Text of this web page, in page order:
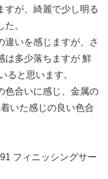
すが、綺麗で少し明る
。
違いを感じますが、さ
は多少落ちますが 鮮
ると思います。
色合いに感じ、金属の
いた感じの良い色合
フィニッシングサー